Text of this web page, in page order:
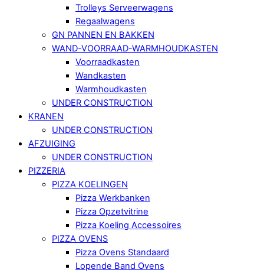
Trolleys Serveerwagens
Regaalwagens
GN PANNEN EN BAKKEN
WAND-VOORRAAD-WARMHOUDKASTEN
Voorraadkasten
Wandkasten
Warmhoudkasten
UNDER CONSTRUCTION
KRANEN
UNDER CONSTRUCTION
AFZUIGING
UNDER CONSTRUCTION
PIZZERIA
PIZZA KOELINGEN
Pizza Werkbanken
Pizza Opzetvitrine
Pizza Koeling Accessoires
PIZZA OVENS
Pizza Ovens Standaard
Lopende Band Ovens